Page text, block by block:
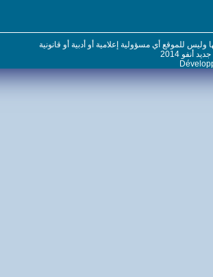
للموقع أي مسؤولية إعلامية أو أدبية أو قانونية
2014